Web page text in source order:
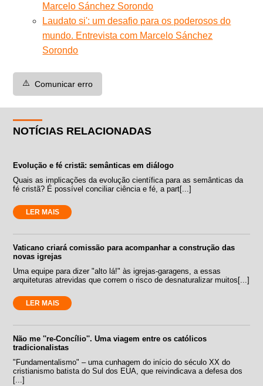
Marcelo Sánchez Sorondo
Laudato si': um desafio para os poderosos do
mundo. Entrevista com Marcelo Sánchez
Sorondo
⚠️ Comunicar erro
NOTÍCIAS RELACIONADAS
Evolução e fé cristã: semânticas em diálogo
Quais as implicações da evolução científica para as semânticas da
fé cristã? É possível conciliar ciência e fé, a part[...]
LER MAIS
Vaticano criará comissão para acompanhar a construção das
novas igrejas
Uma equipe para dizer "alto lá!" às igrejas-garagens, a essas
arquiteturas atrevidas que correm o risco de desnaturalizar muitos[...]
LER MAIS
Não me ''re-Concílio''. Uma viagem entre os católicos
tradicionalistas
"Fundamentalismo" – uma cunhagem do início do século XX do
cristianismo batista do Sul dos EUA, que reivindicava a defesa dos
[...]